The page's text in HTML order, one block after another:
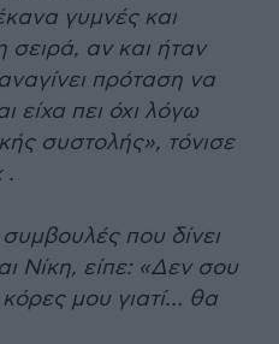
γυμνές και
σειρά, αν και ήταν
πρόταση να
είχα πει όχι λόγω
συστολής», τόνισε
.
που δίνει
Νίκη, είπε: «Δεν σου
μου γιατί… θα